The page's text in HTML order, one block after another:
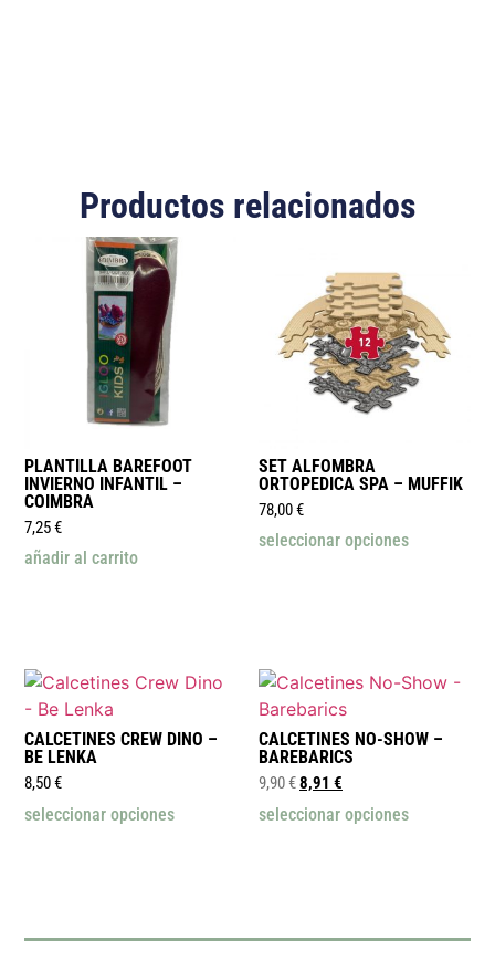
Productos relacionados
PLANTILLA BAREFOOT
INVIERNO INFANTIL –
COIMBRA
7,25€
añadir al carrito
SET ALFOMBRA
ORTOPEDICA SPA – MUFFIK
78,00€
seleccionar opciones
CALCETINES CREW DINO –
BE LENKA
8,50€
seleccionar opciones
CALCETINES NO-SHOW –
BAREBARICS
9,90€8,91 €
seleccionar opciones